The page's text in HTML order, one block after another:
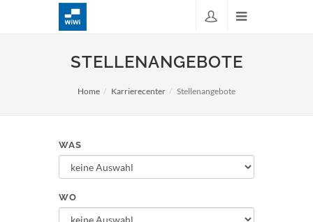
STELLENANGEBOTE
Home Karrierecenter Stellenangebote
WAS
WO